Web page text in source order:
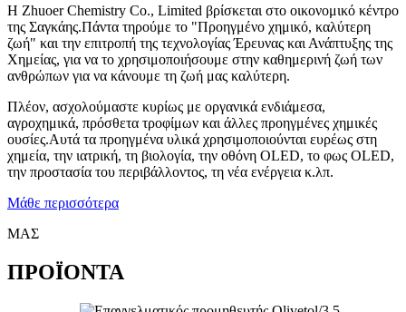
Η Zhuoer Chemistry Co., Limited βρίσκεται στο οικονομικό κέντρο
της Σαγκάης.Πάντα τηρούμε το "Προηγμένο χημικό, καλύτερη
ζωή" και την επιτροπή της τεχνολογίας Έρευνας και Ανάπτυξης της
Χημείας, για να το χρησιμοποιήσουμε στην καθημερινή ζωή των
ανθρώπων για να κάνουμε τη ζωή μας καλύτερη.
Πλέον, ασχολούμαστε κυρίως με οργανικά ενδιάμεσα,
αγροχημικά, πρόσθετα τροφίμων και άλλες προηγμένες χημικές
ουσίες.Αυτά τα προηγμένα υλικά χρησιμοποιούνται ευρέως στη
χημεία, την ιατρική, τη βιολογία, την οθόνη OLED, το φως OLED,
την προστασία του περιβάλλοντος, τη νέα ενέργεια κ.λπ.
Μάθε περισσότερα
ΜΑΣ
ΠΡΟΪΟΝΤΑ